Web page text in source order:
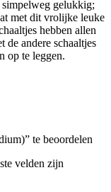
gelukkig;
met dit vrolijke leuke
hebben allen
de andere schaaltjes
op te leggen.
te beoordelen
velden zijn